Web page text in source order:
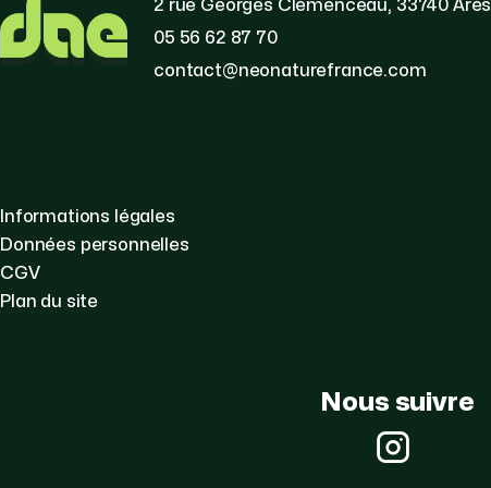
2 rue Georges Clémenceau, 33740 Arès
05 56 62 87 70
contact@neonaturefrance.com
Informations légales
Données personnelles
CGV
Plan du site
Nous suivre
Instagram